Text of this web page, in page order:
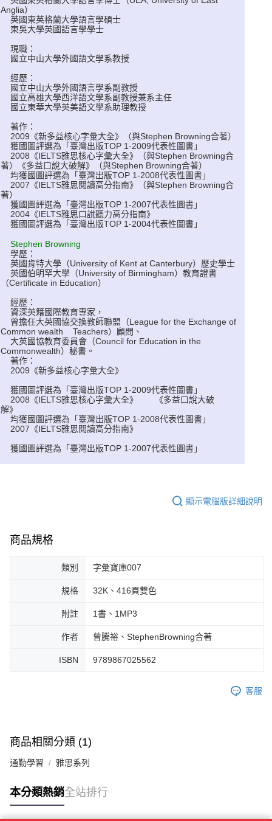
Anglia）
英國東英格蘭大學語言學碩士
東吳大學英國語言學學士
現職：
國立中山大學外國語文學系教授
經歷：
國立中山大學外國語言學系副教授
國立高雄大學西洋語文學系副教授兼系主任
國立東華大學英美語文學系助理教授
著作：
2009《新多益核心字彙大全》（與Stephen Browning合著）
獲國圖評選為「臺灣出版TOP 1-2009代表性圖書」
2008《IELTS雅思核心字彙大全》（與Stephen Browning合
著）《多益口說大破解》（與Stephen Browning合著）
均獲國圖評選為「臺灣出版TOP 1-2008代表性圖書」
2007《IELTS雅思閱讀高分指南》（與Stephen Browning合
著）
獲國圖評選為「臺灣出版TOP 1-2007代表性圖書」
2004《IELTS雅思口說聽力高分指南》
獲國圖評選為「臺灣出版TOP 1-2004代表性圖書」
Stephen Browning
學歷：
英國肯特大學（University of Kent at Canterbury）歷史學士
英國伯明罕大學（University of Birmingham）教育證書
（Certificate in Education）
經歷：
資深英籍國際教育專家，
曾擔任大英國協交換教師聯盟（League for the Exchange of
Common wealth Teachers）顧問、
大英國協教育委員會（Council for Education in the
Commonwealth）秘書。
著作：
2009《新多益核心字彙大全》
獲國圖評選為「臺灣出版TOP 1-2009代表性圖書」
2008《IELTS雅思核心字彙大全》
《多益口說大破
解》
均獲國圖評選為「臺灣出版TOP 1-2008代表性圖書」
2007《IELTS雅思閱讀高分指南》
獲國圖評選為「臺灣出版TOP 1-2007代表性圖書」
顯示電腦版詳細說明
商品規格
類別 字彙寶庫007
規格 32K、416頁雙色
附註 1書、1MP3
作者 曾騰裕、StephenBrowning合著
ISBN 9789867025562
客服
商品相關分類 (1)
通勤學習 雅思系列
本分類熱銷全站排行